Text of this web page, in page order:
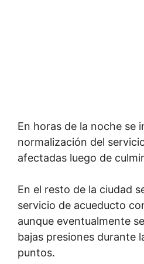
En horas de la noche se
normalización del
afectadas luego de
En el resto de la ciudad
servicio de acueducto
aunque eventualmente
bajas presiones durante
puntos.